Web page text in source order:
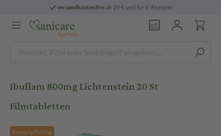
versandkostenfreiab 29 € und für E-Rezepte
Ibuflam 800mg Lichtenstein 20 St
Filmtabletten
Rezeptpflichtig